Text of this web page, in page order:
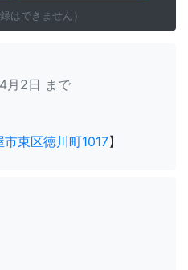
はできません）
月2日 まで
東区徳川町1017】